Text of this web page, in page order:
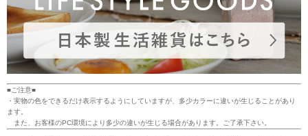
■ご注意■
・実物の色をできるだけ表示するようにしていますが、多少カラーに違いが生じることがあり
ます。
また、お客様のPC環境により多少の違いが生じる場合があります。ご了承下さい。